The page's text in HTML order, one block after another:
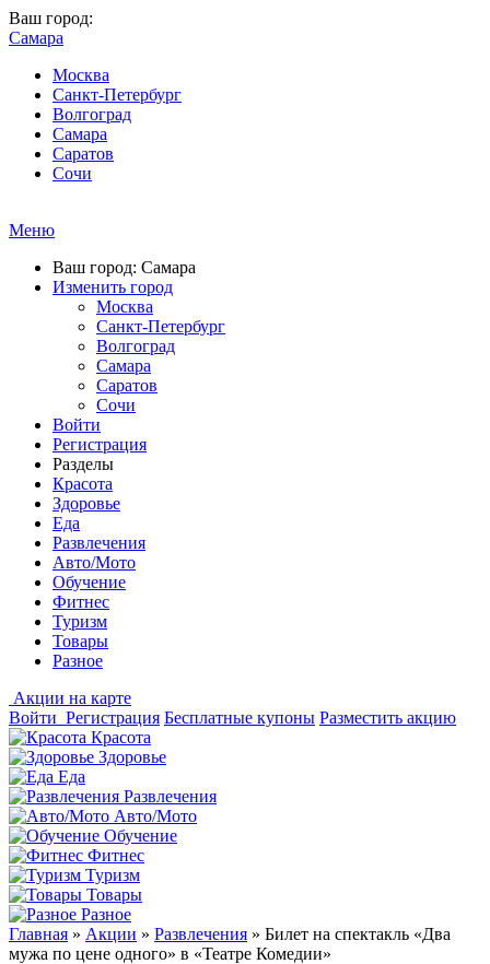
Ваш город:
Самара
Москва
Санкт-Петербург
Волгоград
Самара
Саратов
Сочи
Меню
Ваш город: Самара
Изменить город
Москва
Санкт-Петербург
Волгоград
Самара
Саратов
Сочи
Войти
Регистрация
Разделы
Красота
Здоровье
Еда
Развлечения
Авто/Мото
Обучение
Фитнес
Туризм
Товары
Разное
Акции на карте
Войти Регистрация Бесплатные купоны Разместить акцию
Красота
Здоровье
Еда
Развлечения
Авто/Мото
Обучение
Фитнес
Туризм
Товары
Разное
Главная » Акции » Развлечения » Билет на спектакль «Два
мужа по цене одного» в «Театре Комедии»